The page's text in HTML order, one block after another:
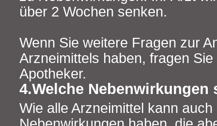
über 2 Wochen senken.
Wenn Sie weitere Fragen zur
Arzneimittels haben, fragen
Apotheker.
4.Welche
Wie alle Arzneimittel kann